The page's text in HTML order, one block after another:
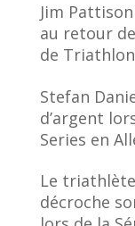
Jim
au retour
de
Stefan
d’argent
Series en
Le
décroche